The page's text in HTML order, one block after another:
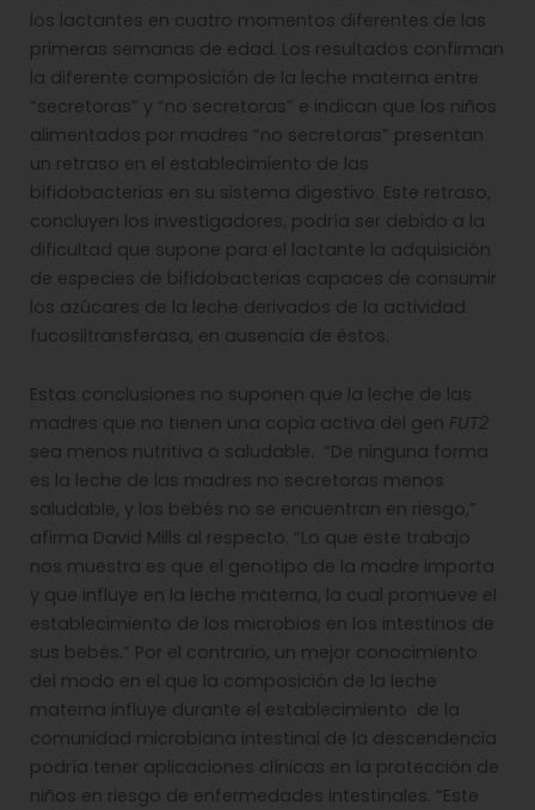
los lactantes en cuatro momentos diferentes de las
primeras semanas de edad. Los resultados confirman
la diferente composición de la leche materna entre
“secretoras” y “no secretoras” e indican que los niños
alimentados por madres “no secretoras” presentan
un retraso en el establecimiento de las
bifidobacterias en su sistema digestivo. Este retraso,
concluyen los investigadores, podría ser debido a la
dificultad que supone para el lactante la adquisición
de especies de bifidobacterias capaces de consumir
los azúcares de la leche derivados de la actividad
fucosiltransferasa, en ausencia de éstos.
Estas conclusiones no suponen que la leche de las
madres que no tienen una copia activa del gen FUT2
sea menos nutritiva o saludable. “De ninguna forma
es la leche de las madres no secretoras menos
saludable, y los bebés no se encuentran en riesgo,”
afirma David Mills al respecto. “Lo que este trabajo
nos muestra es que el genotipo de la madre importa
y que influye en la leche materna, la cual promueve el
establecimiento de los microbios en los intestinos de
sus bebés.” Por el contrario, un mejor conocimiento
del modo en el que la composición de la leche
materna influye durante el establecimiento de la
comunidad microbiana intestinal de la descendencia
podría tener aplicaciones clínicas en la protección de
niños en riesgo de enfermedades intestinales. “Este